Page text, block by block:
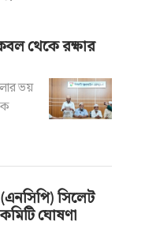
কবল থেকে রক্ষার
ভয়
(এনসিপি) সিলেট
ঘোষণা